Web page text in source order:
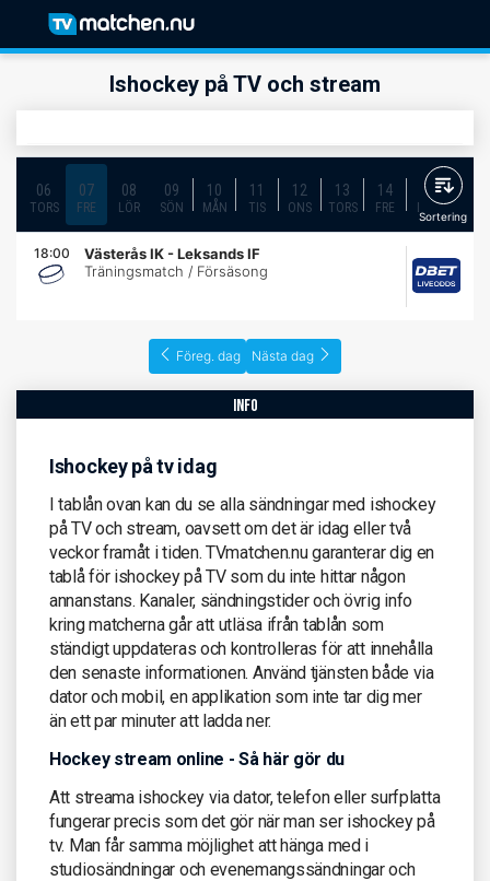
Ishockey på TV och stream
06
TORS
07
FRE
08
LÖR
09
SÖN
10
MÅN
11
TIS
12
ONS
13
TORS
14
FRE
15
LÖR
Sortering
18:00 Västerås IK -Leksands IF
Träningsmatch / Försäsong
Föreg. dag Nästa dag
info
Ishockey på tv idag
I tablån ovan kan du se alla sändningar med ishockey
på TV och stream, oavsett om det är idag eller två
veckor framåt i tiden. TVmatchen.nu garanterar dig en
tablå för ishockey på TV som du inte hittar någon
annanstans. Kanaler, sändningstider och övrig info
kring matcherna går att utläsa ifrån tablån som
ständigt uppdateras och kontrolleras för att innehålla
den senaste informationen. Använd tjänsten både via
dator och mobil, en applikation som inte tar dig mer
än ett par minuter att ladda ner.
Hockey stream online - Så här gör du
Att streama ishockey via dator, telefon eller surfplatta
fungerar precis som det gör när man ser ishockey på
tv. Man får samma möjlighet att hänga med i
studiosändningar och evenemangssändningar och